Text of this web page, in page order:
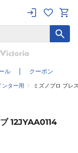
ル クーポン
ンター用 ミズノプロ ブレ
12JYAA0114